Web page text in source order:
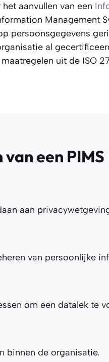
aanvullen van een
Management
persoonsgegevens
al
uit de ISO
een PIMS
aan
van persoonlijke
om een datalek te
binnen de organisatie.